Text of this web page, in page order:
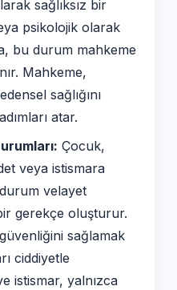
sağlıksız bir
psikolojik olarak
bu durum mahkeme
Mahkeme,
sağlığını
atar.
Çocuk,
veya istismara
velayet
gerekçe oluşturur.
sağlamak
ciddiyetle
istismar, yalnızca